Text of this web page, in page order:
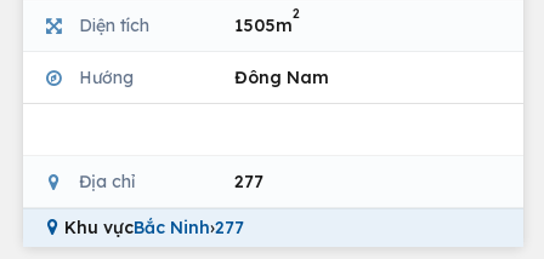
Diện tích 1505m
2
Hướng Đông Nam
Địa chỉ 277
Khu vựcBắc Ninh›277